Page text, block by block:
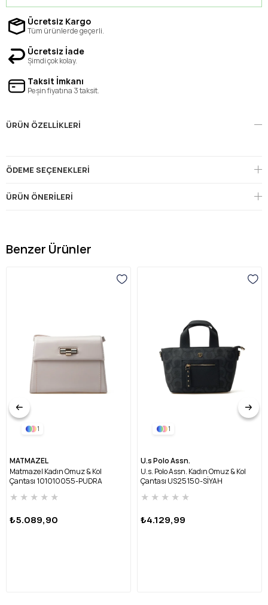
Ücretsiz Kargo
Tüm ürünlerde geçerli.
Ücretsiz İade
Şimdi çok kolay.
Taksit İmkanı
Peşin fiyatına 3 taksit.
ÜRÜN ÖZELLIKLERI
ÖDEME SEÇENEKLERI
ÜRÜN ÖNERILERI
Benzer Ürünler
1
MATMAZEL
Matmazel Kadın Omuz & Kol
Çantası 101010055-PUDRA
★ ★ ★ ★ ★
₺5.089,90
1
U.s Polo Assn.
U.s. Polo Assn. Kadın Omuz & Kol
Çantası US25150-SİYAH
★ ★ ★ ★ ★
₺4.129,99